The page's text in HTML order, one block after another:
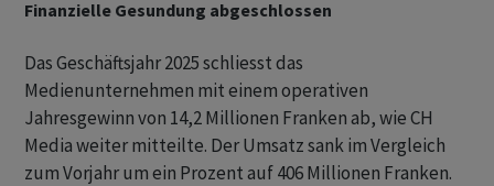
Finanzielle Gesundung abgeschlossen
Das Geschäftsjahr 2025 schliesst das
Medienunternehmen mit einem operativen
Jahresgewinn von 14,2 Millionen Franken ab, wie CH
Media weiter mitteilte. Der Umsatz sank im Vergleich
zum Vorjahr um ein Prozent auf 406 Millionen Franken.